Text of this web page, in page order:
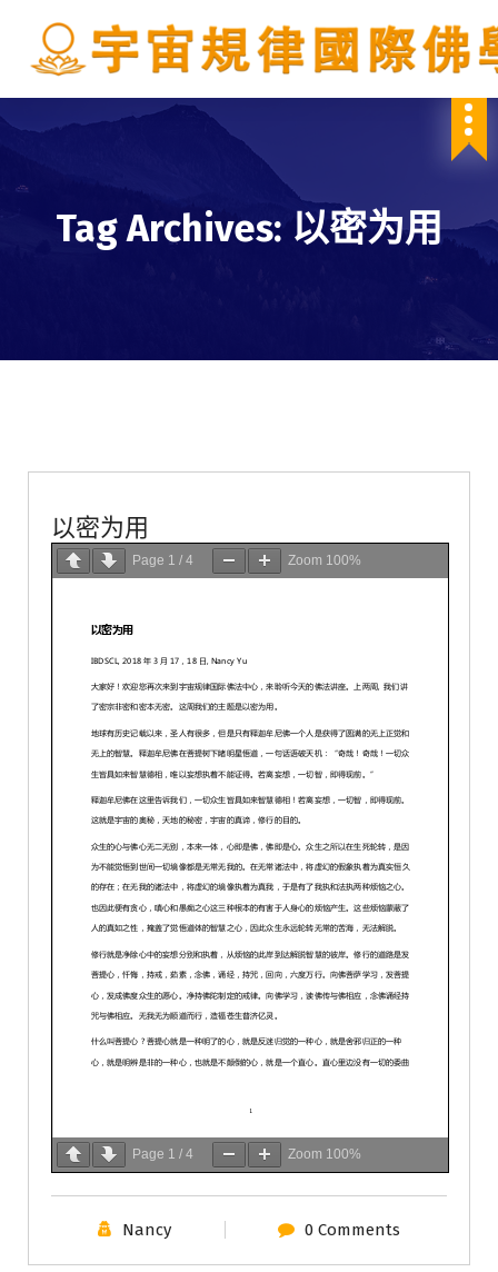
Tag Archives: 以密为用
以密为用
Page 1 / 4 Zoom 100%
Page 1 / 4 Zoom 100%
Nancy 0 Comments